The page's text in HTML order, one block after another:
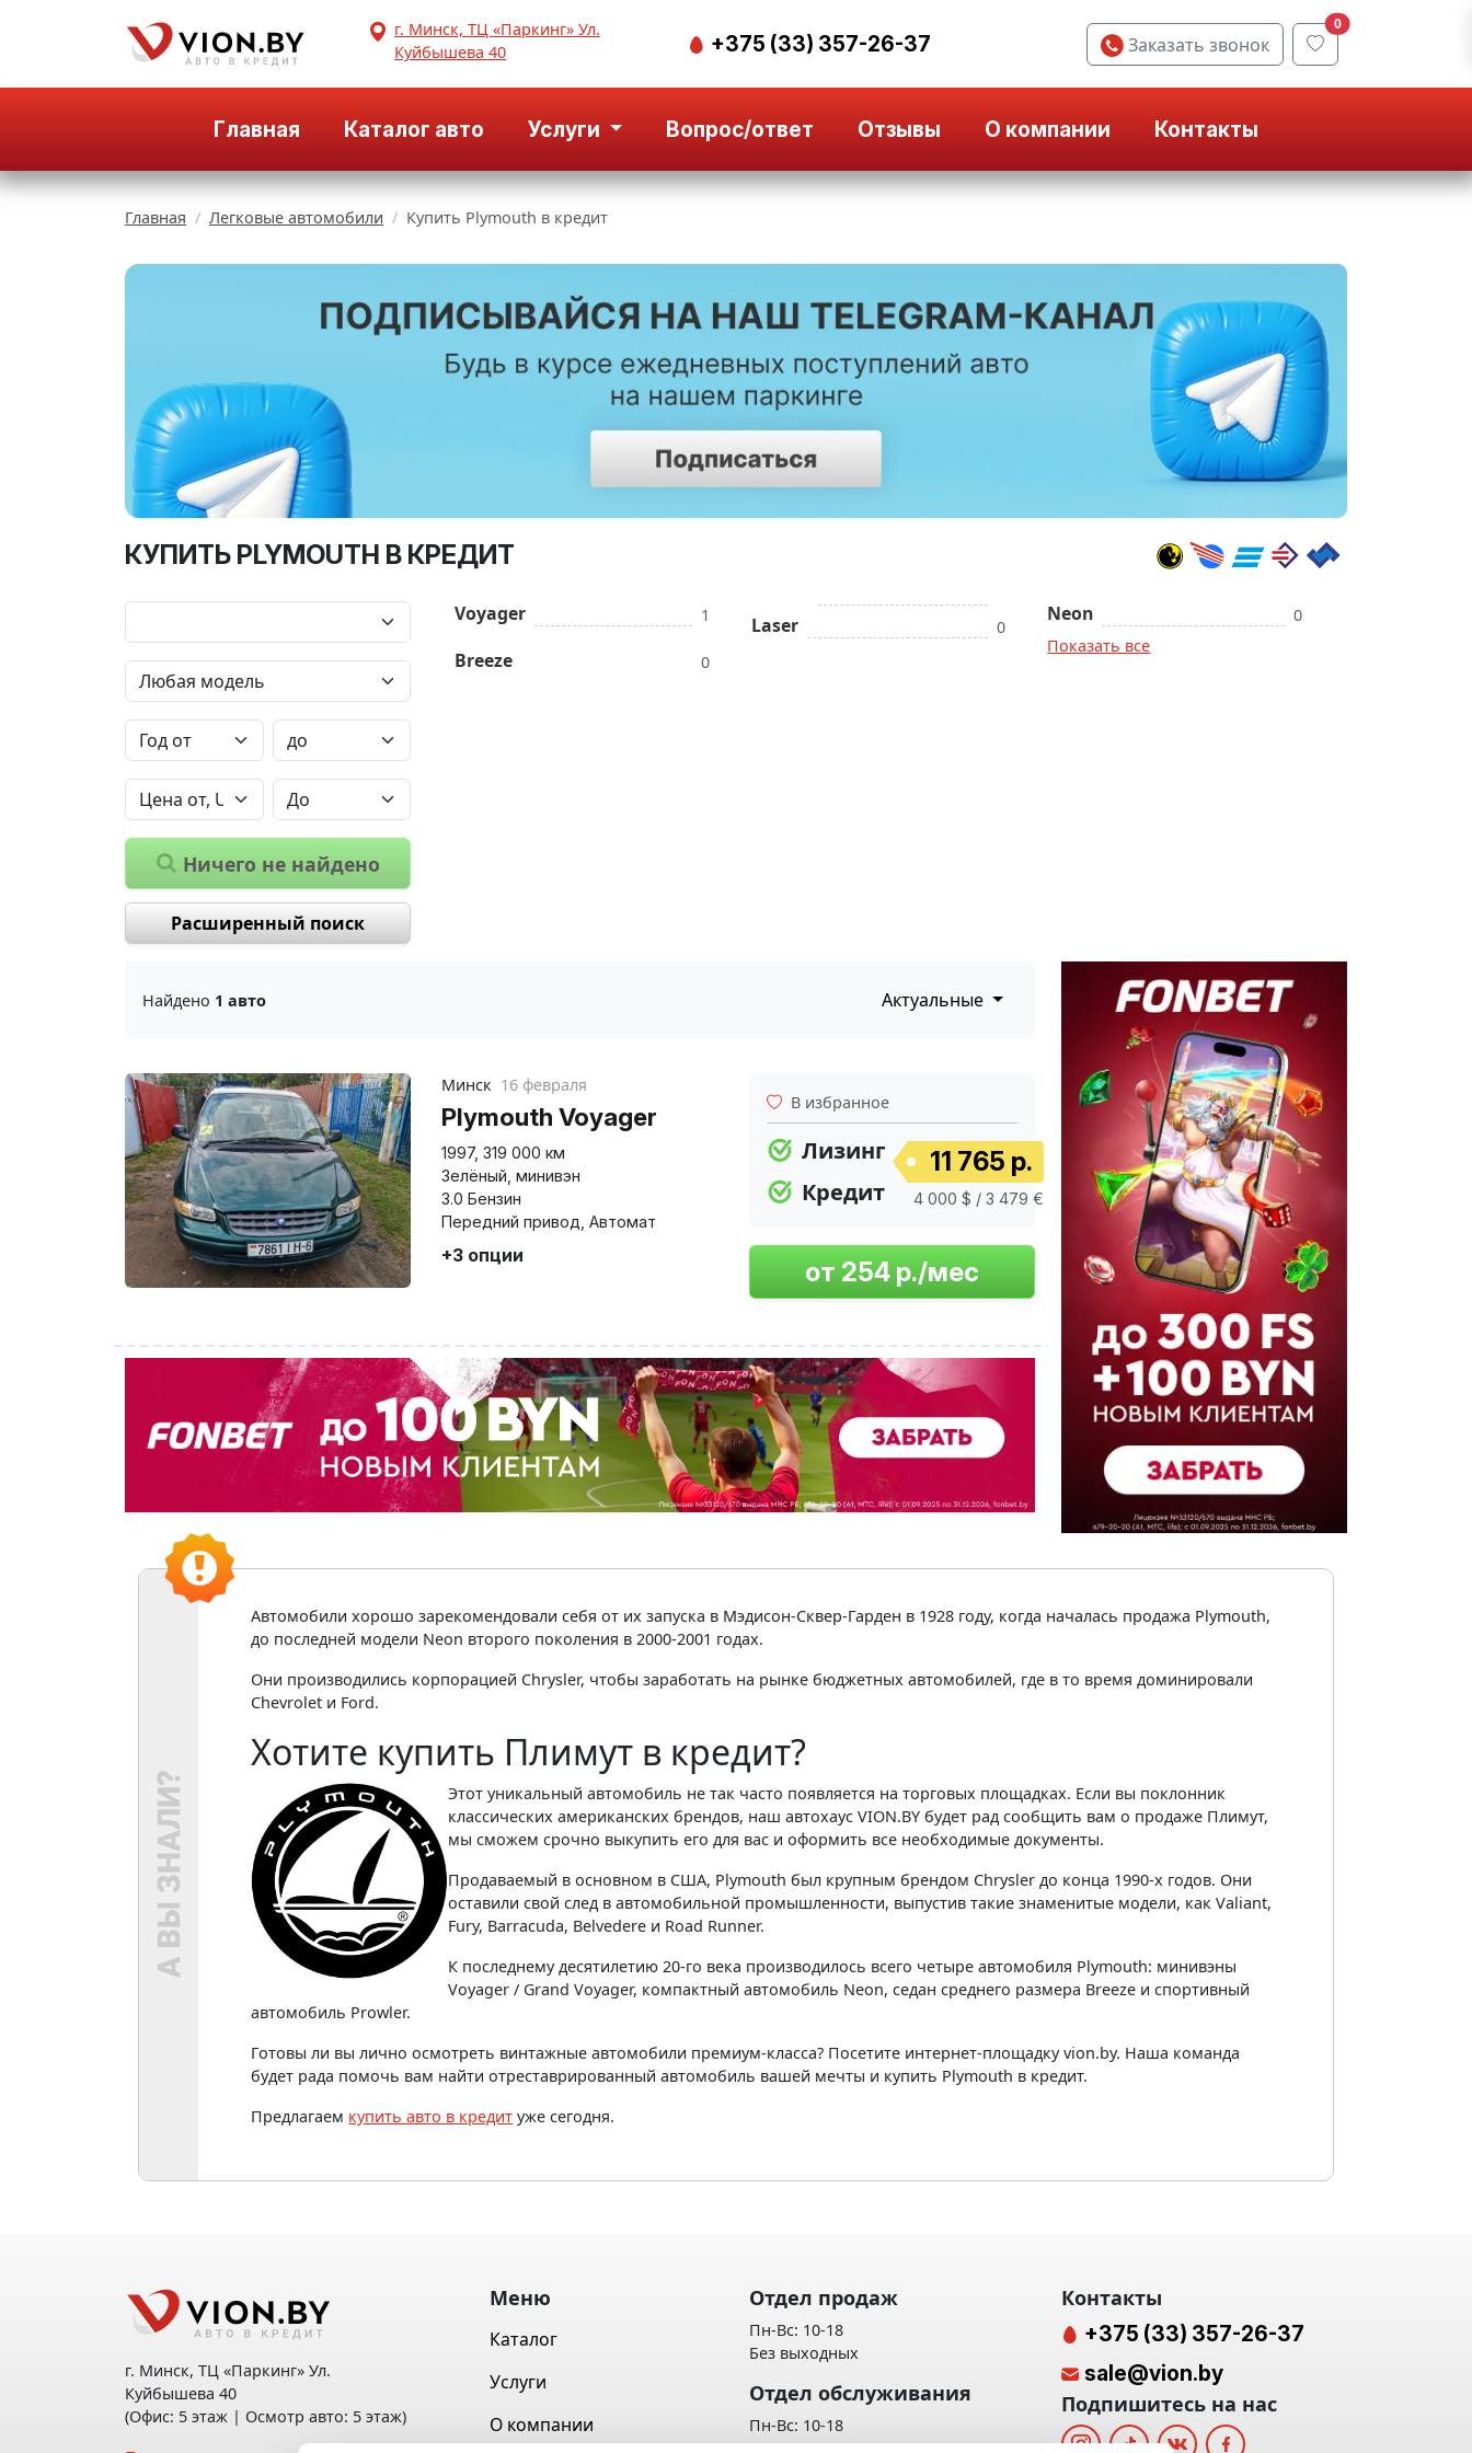
г. Минск, ТЦ «Паркинг» Ул.
Куйбышева 40
+375 (33) 357-26-37 Заказать звонок
0
Главная Каталог авто Услуги Вопрос/ответ Отзывы О компании Контакты
Главная Легковые автомобили Купить Plymouth в кредит
КУПИТЬ PLYMOUTH В КРЕДИТ
Ничего не найдено
Расширенный поиск
Voyager 1
Breeze 0
Laser 0
Neon
0
Показать все
Найдено 1 авто Актуальные
Минск 16 февраля
Plymouth Voyager
1997, 319 000 км
Зелёный минивэн
3.0 Бензин
Передний привод Автомат
+3 опции
В избранное
Лизинг
Кредит
11 765 р.
4 000 $ / 3 479 €
Автомобили хорошо зарекомендовали себя от их запуска в Мэдисон-Сквер-Гарден в 1928 году, когда началась продажа Plymouth,
до последней модели Neon второго поколения в 2000-2001 годах.
Они производились корпорацией Chrysler, чтобы заработать на рынке бюджетных автомобилей, где в то время доминировали
Chevrolet и Ford.
Хотите купить Плимут в кредит?
Этот уникальный автомобиль не так часто появляется на торговых площадках. Если вы поклонник
классических американских брендов, наш автохаус VION.BY будет рад сообщить вам о продаже Плимут,
мы сможем срочно выкупить его для вас и оформить все необходимые документы.
Продаваемый в основном в США, Plymouth был крупным брендом Chrysler до конца 1990-х годов. Они
оставили свой след в автомобильной промышленности, выпустив такие знаменитые модели, как Valiant,
Fury, Barracuda, Belvedere и Road Runner.
К последнему десятилетию 20-го века производилось всего четыре автомобиля Plymouth: минивэны
Voyager / Grand Voyager, компактный автомобиль Neon, седан среднего размера Breeze и спортивный
автомобиль Prowler.
Готовы ли вы лично осмотреть винтажные автомобили премиум-класса? Посетите интернет-площадку vion.by. Наша команда
будет рада помочь вам найти отреставрированный автомобиль вашей мечты и купить Plymouth в кредит.
Предлагаем купить авто в кредит уже сегодня.
г. Минск, ТЦ «Паркинг» Ул.
Куйбышева 40
(Офис: 5 этаж | Осмотр авто: 5 этаж)
Меню
Каталог
Услуги
О компании
Отдел продаж
Пн-Вс: 10-18
Без выходных
Отдел обслуживания
Пн-Вс: 10-18
Без выходных
Контакты
+375 (33) 357-26-37
sale@vion.by
Подпишитесь на нас